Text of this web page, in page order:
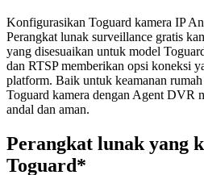
Konfigurasikan Toguard kamera IP
Perangkat lunak surveillance gratis
yang disesuaikan untuk model
dan RTSP memberikan opsi koneksi
platform. Baik untuk keamanan
Toguard kamera dengan Agent DVR
andal dan aman.
Perangkat lunak yang
Toguard*